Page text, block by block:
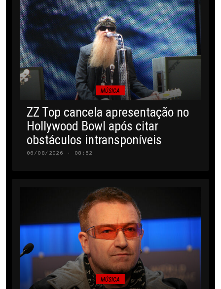
MÚSICA
ZZ Top cancela apresentação no
Hollywood Bowl após citar
obstáculos intransponíveis
06/08/2026 · 08:52
MÚSICA